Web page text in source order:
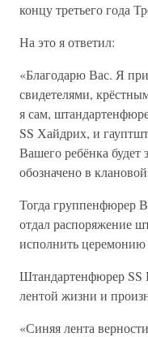
концу третьего года
На это я ответил:
«Благодарю Вас. Я
свидетелями,
я сам,
SS Хайдрих, и
Вашего ребёнка будет
обозначено в
Тогда группенфюрер
отдал распоряжение
исполнить церемонию
Штандартенфюрер SS
лентой жизни и
«Синяя лента